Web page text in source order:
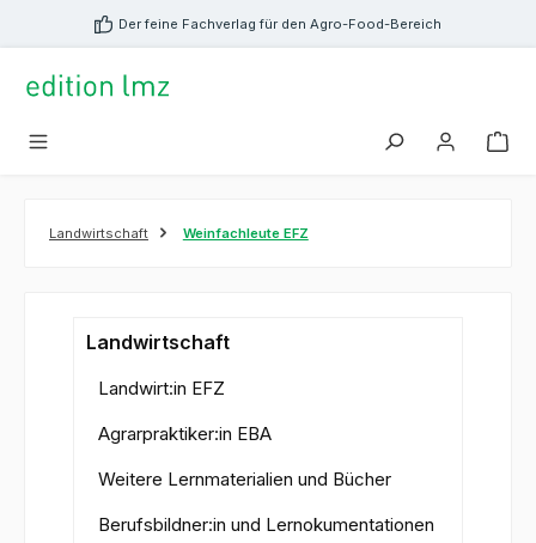
springen Der feine Fachverlag für den Agro-Food-Bereich
Landwirtschaft Weinfachleute EFZ
Landwirtschaft
Landwirt:in EFZ
Agrarpraktiker:in EBA
Weitere Lernmaterialien und Bücher
Berufsbildner:in und Lernokumentationen